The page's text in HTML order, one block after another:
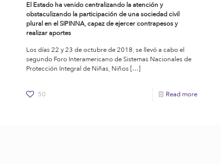
El Estado ha venido centralizando la atención y
obstaculizando la participación de una sociedad civil
plural en el SIPINNA, capaz de ejercer contrapesos y
realizar aportes
Los días 22 y 23 de octubre de 2018, se llevó a cabo el
segundo Foro Interamericano de Sistemas Nacionales de
Protección Integral de Niñas, Niños […]
50 Read more